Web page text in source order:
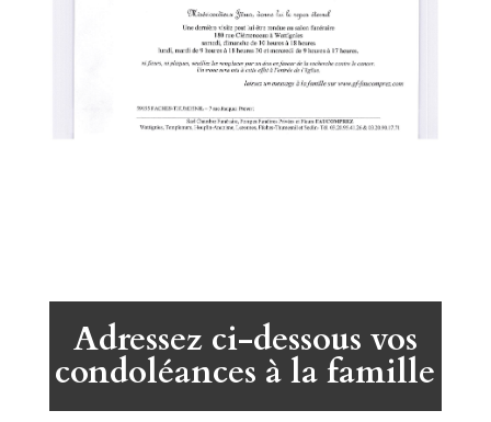
Adressez ci-dessous vos
condoléances à la famille